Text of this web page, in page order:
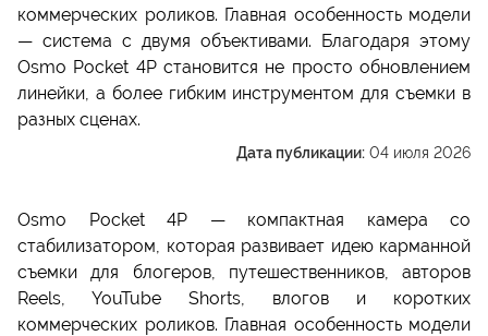
коммерческих роликов. Главная особенность модели
— система с двумя объективами. Благодаря этому
Osmo Pocket 4P становится не просто обновлением
линейки, а более гибким инструментом для съемки в
разных сценах.
Дата публикации: 04 июля 2026
Osmo Pocket 4P — компактная камера со
стабилизатором, которая развивает идею карманной
съемки для блогеров, путешественников, авторов
Reels, YouTube Shorts, влогов и коротких
коммерческих роликов. Главная особенность модели